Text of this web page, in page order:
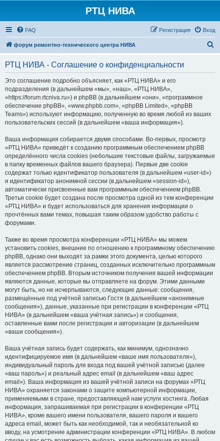
РТЦ НИВА
FAQ Вход
Регистрация
форум ремонтно-технического центра НИВА
РТЦ НИВА - Соглашение о конфиденциальности
Это соглашение подробно объясняет, как «РТЦ НИВА» и его
подразделения (в дальнейшем «мы», «наш», «РТЦ НИВА»,
«https://forum.rtcniva.ru») и phpBB (в дальнейшем «они», «программное
обеспечение phpBB», «www.phpbb.com», «phpBB Limited», «phpBB
Teams») используют информацию, полученную во время любой из ваших
пользовательских сессий (в дальнейшем «ваша информация»).
Ваша информация собирается двумя способами. Во-первых, просмотр
«РТЦ НИВА» приведёт к созданию программным обеспечением phpBB
определённого числа cookies (небольшие текстовые файлы, загружаемые
в папку временных файлов вашего браузера). Первые две cookie
содержат только идентификатор пользователя (в дальнейшем «user-id»)
и идентификатор анонимной сессии (в дальнейшем «session-id»),
автоматически присвоенные вам программным обеспечением phpBB.
Третья cookie будет создана после просмотра одной из тем конференции
«РТЦ НИВА» и будет использоваться для хранения информации о
прочтённых вами темах, повышая таким образом удобство работы с
форумами.
Также во время просмотра конференции «РТЦ НИВА» мы можем
установить cookies, внешние по отношению к программному обеспечению
phpBB, однако они выходят за рамки этого документа, целью которого
является рассмотрение страниц, созданных исключительно программным
обеспечением phpBB. Вторым источником получения вашей информации
являются данные, которые вы отправляете на форум. Этими данными
могут быть, но не исчерпываются, следующие данные: сообщения,
размещённые под учётной записью Гостя (в дальнейшем «анонимные
сообщения»), данные, указанные при регистрации в конференции «РТЦ
НИВА» (в дальнейшем «ваша учётная запись») и сообщения,
оставленные вами после регистрации и авторизации (в дальнейшем
«ваши сообщения»).
Ваша учётная запись будет содержать, как минимум, однозначно
идентифицируемое имя (в дальнейшем «ваше имя пользователя»),
индивидуальный пароль для входа под вашей учётной записью (далее
«ваш пароль») и реальный адрес email (в дальнейшем «ваш адрес
email»). Ваша информация из вашей учётной записи на форумах «РТЦ
НИВА» охраняется законами о защите компьютерной информации,
применяемыми в стране, предоставляющей нам услуги хостинга. Любая
информация, запрашиваемая при регистрации в конференции «РТЦ
НИВА», кроме вашего имени пользователя, вашего пароля и вашего
адреса email, может быть как необходимой, так и необязательной ко
вводу, на усмотрение администрации конференции «РТЦ НИВА». В любом